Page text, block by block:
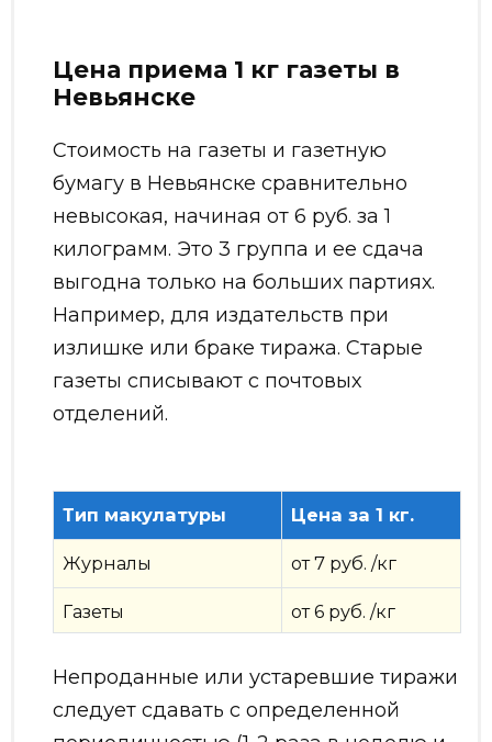
Цена приема 1 кг газеты в
Невьянске
Стоимость на газеты и газетную
бумагу в Невьянске сравнительно
невысокая, начиная от 6 руб. за 1
килограмм. Это 3 группа и ее сдача
выгодна только на больших партиях.
Например, для издательств при
излишке или браке тиража. Старые
газеты списывают с почтовых
отделений.
Тип макулатуры Цена за 1 кг.
Журналы от 7 руб. /кг
Газеты от 6 руб. /кг
Непроданные или устаревшие тиражи
следует сдавать с определенной